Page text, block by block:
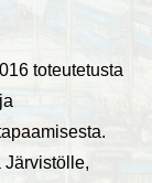
toteutetusta
Järvistölle,